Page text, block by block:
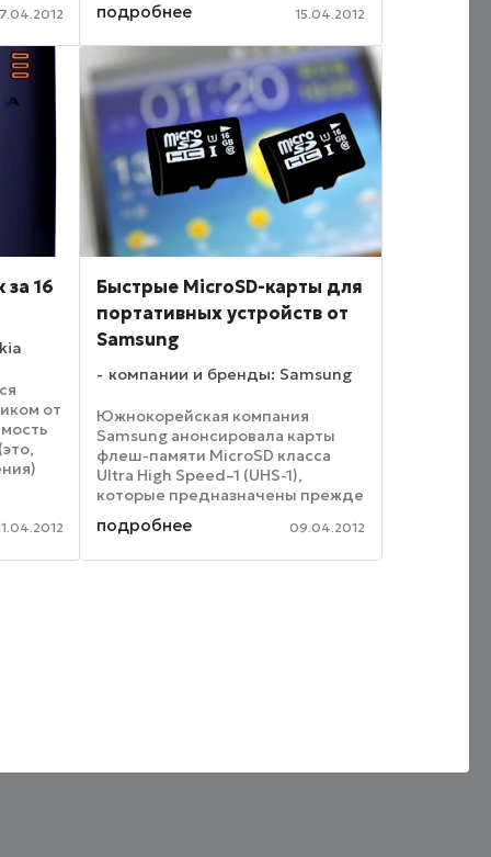
по
Pebble представляет особой
подробнее 15.04.2012
за 16
от
...
Быстрые MicroSD-карты для
портативных устройств от
Samsung
компании и бренды: Samsung
Южнокорейская компания
Samsung анонсировала карты
флеш-памяти MicroSD класса
Ultra High Speed–1 (UHS-1),
которые предназначены прежде
всего для использования в
электронных устройствах с
подробнее 09.04.2012